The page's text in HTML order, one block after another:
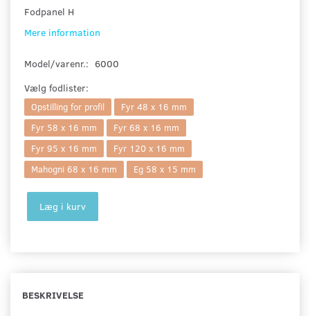
Fodpanel H
Mere information
Model/varenr.: 6000
Vælg fodlister:
Opstilling for profil
Fyr 48 x 16 mm
Fyr 58 x 16 mm
Fyr 68 x 16 mm
Fyr 95 x 16 mm
Fyr 120 x 16 mm
Mahogni 68 x 16 mm
Eg 58 x 15 mm
Læg i kurv
BESKRIVELSE